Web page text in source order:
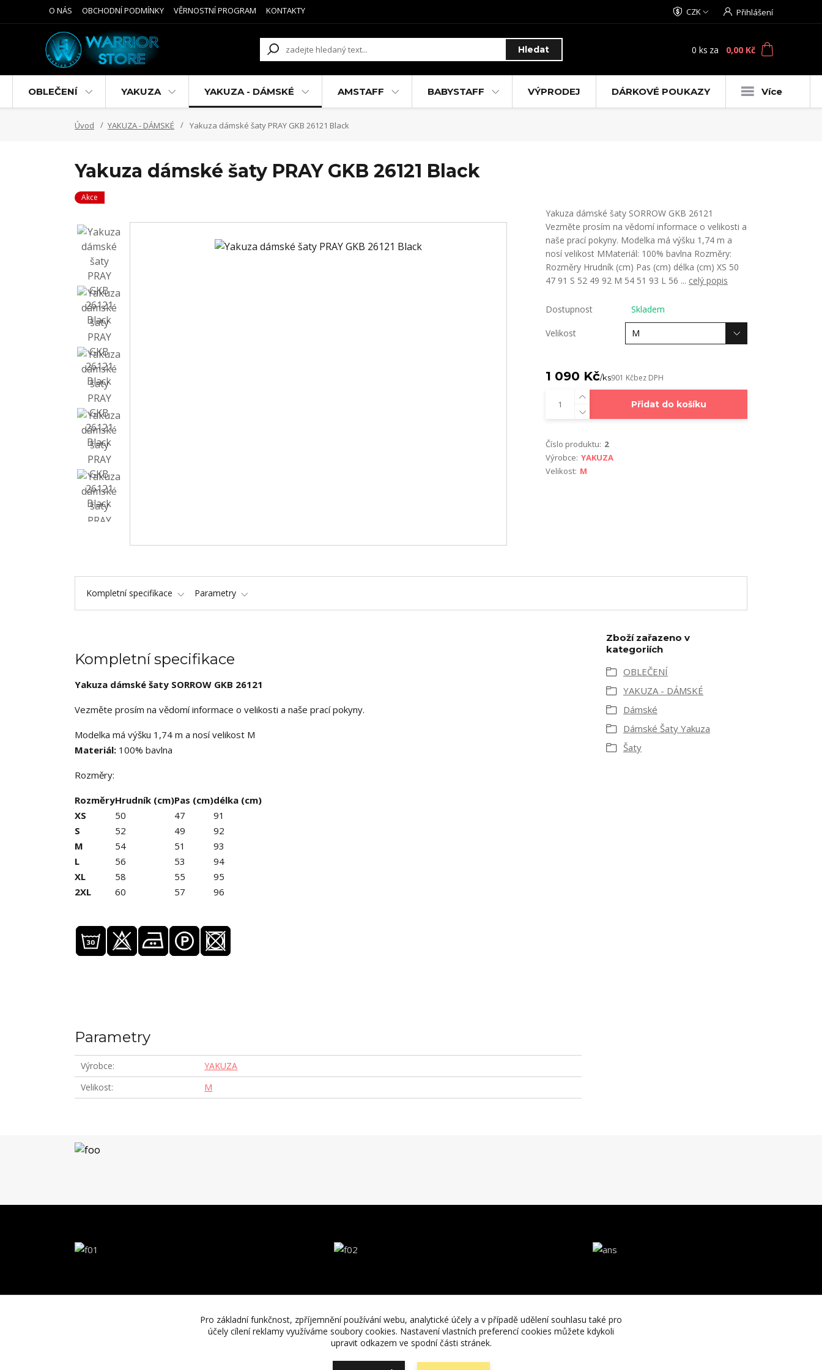
O NÁS OBCHODNÍ PODMÍNKY VĚRNOSTNÍ PROGRAM KONTAKTY CZK Přihlášení
Hledat 0 ks za 0,00 Kč
OBLEČENÍ YAKUZA YAKUZA - DÁMSKÉ AMSTAFF BABYSTAFF VÝPRODEJ DÁRKOVÉ POUKAZY Více
Úvod YAKUZA - DÁMSKÉ Yakuza dámské šaty PRAY GKB 26121 Black
Yakuza dámské šaty PRAY GKB 26121 Black
Akce
Yakuza dámské šaty SORROW GKB 26121
Vezměte prosím na vědomí informace o velikosti a
naše prací pokyny. Modelka má výšku 1,74 m a
nosí velikost MMateriál: 100% bavlna Rozměry:
Rozměry Hrudník (cm) Pas (cm) délka (cm) XS 50
47 91 S 52 49 92 M 54 51 93 L 56 ... celý popis
Dostupnost Skladem
Velikost
1 090 Kč/ks901 Kčbez DPH
Přidat do košíku
Číslo produktu: 2
Výrobce: YAKUZA
Velikost: M
Kompletní specifikace Parametry
Kompletní specifikace
Yakuza dámské šaty SORROW GKB 26121
Vezměte prosím na vědomí informace o velikosti a naše prací pokyny.
Modelka má výšku 1,74 m a nosí velikost M
Materiál: 100% bavlna
Rozměry:
RozměryHrudník (cm)Pas (cm)délka (cm)
XS
50 47
91
S
52 49
92
M
54 51
93
L
56 53
94
XL
58 55
95
2XL
60 57 96
Parametry
Výrobce
YAKUZA
Velikost
M
Zboží zařazeno v
kategoriích
OBLEČENÍ
YAKUZA - DÁMSKÉ
Dámské
Dámské Šaty Yakuza
Šaty
Pro základní funkčnost, zpříjemnění používání webu, analytické účely a v případě udělení souhlasu také pro
účely cílení reklamy využíváme soubory cookies. Nastavení vlastních preferencí cookies můžete kdykoli
upravit odkazem ve spodní části stránek.